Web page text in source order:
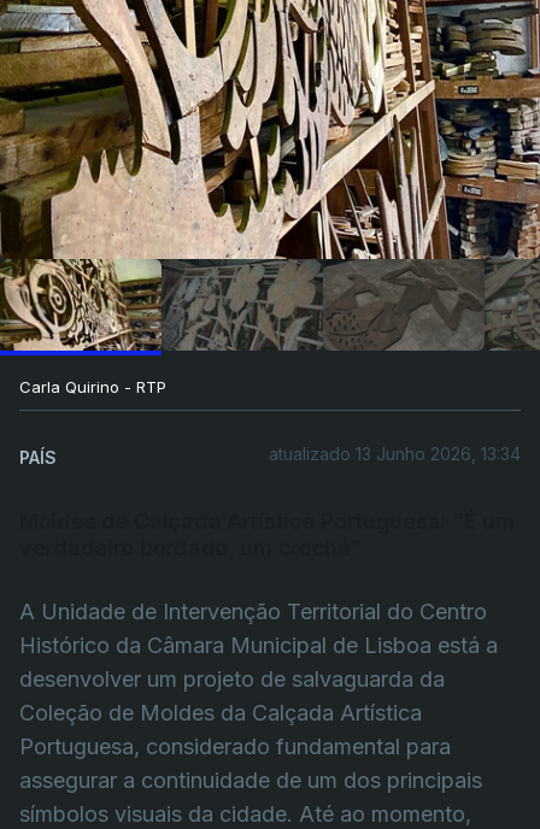
Carla Quirino - RTP
PAÍS atualizado 13 Junho 2026, 13:34
A Unidade de Intervenção Territorial do Centro
Histórico da Câmara Municipal de Lisboa está a
desenvolver um projeto de salvaguarda da
Coleção de Moldes da Calçada Artística
Portuguesa, considerado fundamental para
assegurar a continuidade de um dos principais
símbolos visuais da cidade. Até ao momento,